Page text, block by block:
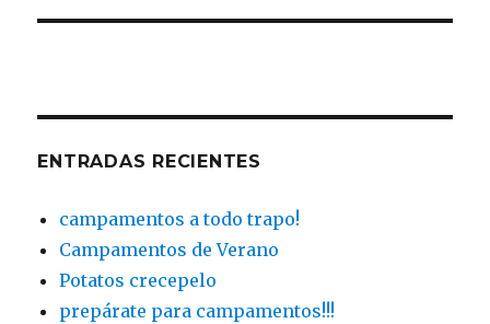
ENTRADAS RECIENTES
campamentos a todo trapo!
Campamentos de Verano
Potatos crecepelo
prepárate para campamentos!!!